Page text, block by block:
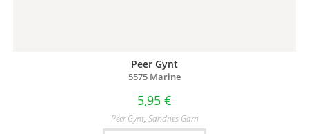
Peer Gynt
5575 Marine
5,95 €
Peer Gynt, Sandnes Garn